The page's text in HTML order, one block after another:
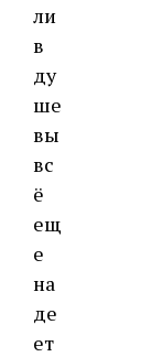
ли
в
ду
ше
вы
вс
ё
ещ
е
на
де
ет